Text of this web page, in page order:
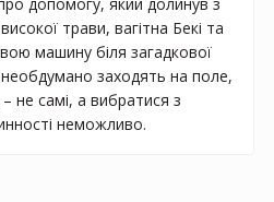
трави, вагітна Бекі та
машину біля загадкової
заходять на поле,
не самі, а вибратися з
неможливо.